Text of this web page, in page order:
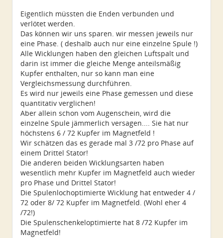
Eigentlich müssten die Enden verbunden und
verlötet werden.
Das können wir uns sparen. wir messen jeweils nur
eine Phase. ( deshalb auch nur eine einzelne Spule !)
Alle Wicklungen haben den gleichen Luftspalt und
darin ist immer die gleiche Menge anteilsmäßig
Kupfer enthalten, nur so kann man eine
Vergleichsmessung durchführen.
Es wird nur jeweils eine Phase gemessen und diese
quantitativ verglichen!
Aber allein schon vom Augenschein, wird die
einzelne Spule jämmerlich versagen.... Sie hat nur
höchstens 6 / 72 Kupfer im Magnetfeld !
Wir schätzen das es gerade mal 3 /72 pro Phase auf
einem Drittel Stator!
Die anderen beiden Wicklungsarten haben
wesentlich mehr Kupfer im Magnetfeld auch wieder
pro Phase und Drittel Stator!
Die Spulenlochoptimierte Wicklung hat entweder 4 /
72 oder 8/ 72 Kupfer im Magnetfeld. (Wohl eher 4
/72!)
Die Spulenschenkeloptimierte hat 8 /72 Kupfer im
Magnetfeld!